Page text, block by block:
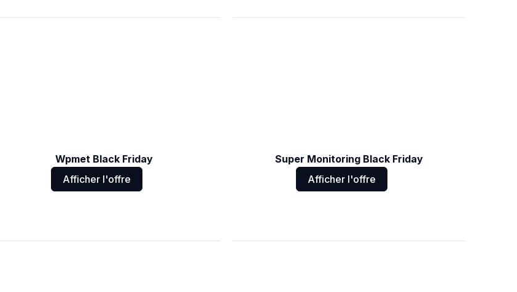
Wpmet Black Friday
Afficher l'offre
Super Monitoring Black Friday
Afficher l'offre